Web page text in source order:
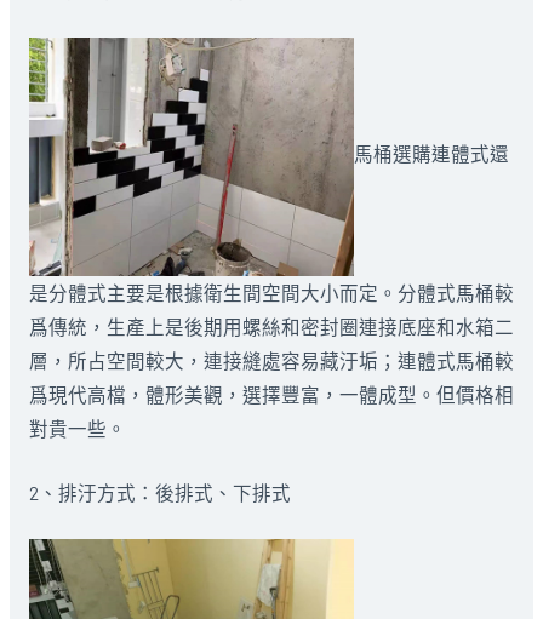
馬桶選購連體式還
是分體式主要是根據衛生間空間大小而定。分體式馬桶較
爲傳統，生產上是後期用螺絲和密封圈連接底座和水箱二
層，所占空間較大，連接縫處容易藏汙垢；連體式馬桶較
爲現代高檔，體形美觀，選擇豐富，一體成型。但價格相
對貴一些。
2、排汙方式：後排式、下排式